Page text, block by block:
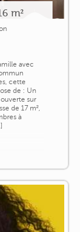
m²
avec
cette
de : Un
sur
de 17 m²,
à